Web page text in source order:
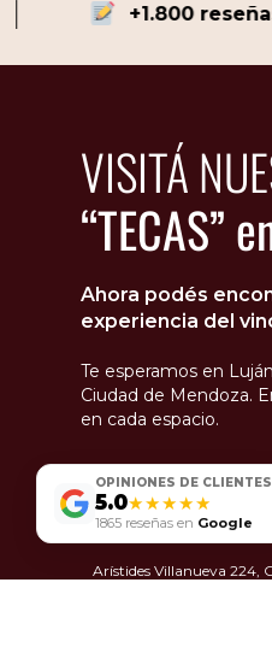
+1.800 reseñas
VISITÁ
“TECAS”
Ahora podés
experiencia del
Te esperamos en
Ciudad de Mendoza.
en cada espacio.
NUESTRAS TIENDAS
Arístides Villanueva 224,
OPINIONES DE CLIENTES
5.0★★★★★
1865 reseñas en Google